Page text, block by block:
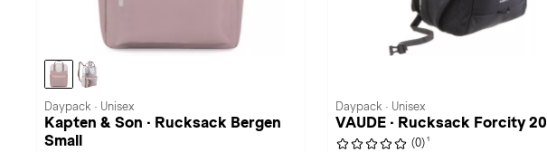
Daypack · Unisex
Kapten & Son · Rucksack Bergen
Small
Daypack · Unisex
VAUDE · Rucksack Forcity 20
(0) 1